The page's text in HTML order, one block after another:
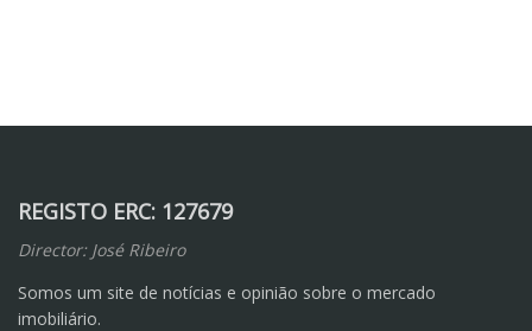
REGISTO ERC: 127679
Director: José Ribeiro
Somos um site de notícias e opinião sobre o mercado
imobiliário.